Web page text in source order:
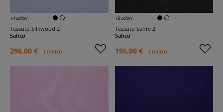
14 colori
Tessuto Silkwood 2
Sahco
296,00 € il metro
18 colori
Tessuto Safire 2
Sahco
195,00 € il metro